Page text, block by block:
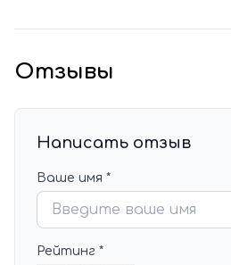
Отзывы
Написать отзыв
Ваше имя *
Рейтинг *